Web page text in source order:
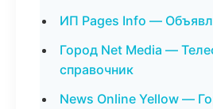
ИП Pages Info —
Город Net Media —
справочник
News Online Yellow —